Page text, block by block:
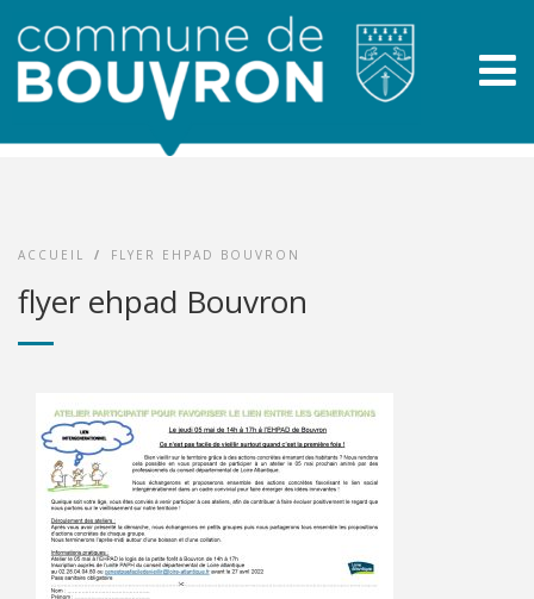
ACCUEIL / FLYER EHPAD BOUVRON
flyer ehpad Bouvron